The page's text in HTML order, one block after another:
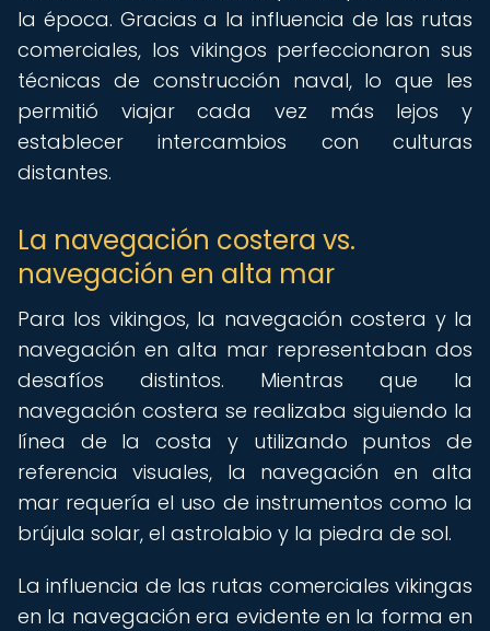
la época. Gracias a la influencia de las rutas
comerciales, los vikingos perfeccionaron sus
técnicas de construcción naval, lo que les
permitió viajar cada vez más lejos y
establecer intercambios con culturas
distantes.
La navegación costera vs.
navegación en alta mar
Para los vikingos, la navegación costera y la
navegación en alta mar representaban dos
desafíos distintos. Mientras que la
navegación costera se realizaba siguiendo la
línea de la costa y utilizando puntos de
referencia visuales, la navegación en alta
mar requería el uso de instrumentos como la
brújula solar, el astrolabio y la piedra de sol.
La influencia de las rutas comerciales vikingas
en la navegación era evidente en la forma en